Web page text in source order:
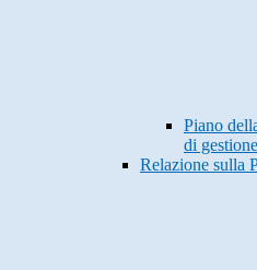
Piano
di gestione
Relazione sulla